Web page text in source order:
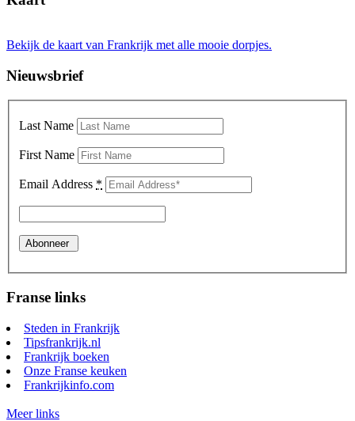
Bekijk de kaart van Frankrijk met alle mooie dorpjes.
Nieuwsbrief
Last Name
First Name
Email Address *
Franse links
Steden in Frankrijk
Tipsfrankrijk.nl
Frankrijk boeken
Onze Franse keuken
Frankrijkinfo.com
Meer links